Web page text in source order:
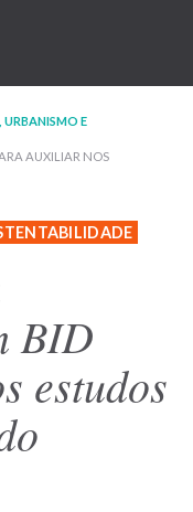
URBANISMO E
AUXILIAR NOS
BID
estudos